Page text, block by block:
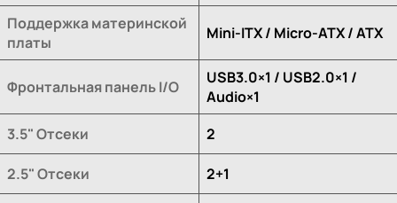
Поддержка материнской
платы
Mini-ITX / Micro-ATX / ATX
Фронтальная панель I/O
USB3.0×1 / USB2.0×1 /
Audio×1
3.5" Отсеки
2
2.5" Отсеки 2+1